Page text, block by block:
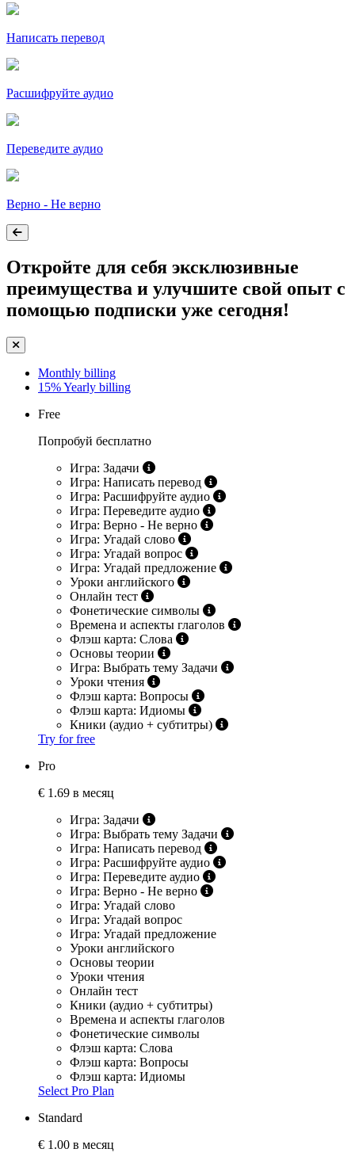
Написать перевод
Расшифруйте аудио
Переведите аудио
Верно - Не верно
Откройте для себя эксклюзивные
преимущества и улучшите свой опыт с
помощью подписки уже сегодня!
Monthly billing
15%Yearly billing
Free
Попробуй бесплатно
Игра: Задачи
Игра: Написать перевод
Игра: Расшифруйте аудио
Игра: Переведите аудио
Игра: Верно - Не верно
Игра: Угадай слово
Игра: Угадай вопрос
Игра: Угадай предложение
Уроки английского
Онлайн тест
Фонетические символы
Времена и аспекты глаголов
Флэш карта: Слова
Основы теории
Игра: Выбрать тему Задачи
Уроки чтения
Флэш карта: Вопросы
Флэш карта: Идиомы
Кники (аудио + субтитры)
Try for free
Pro
€ 1.69 в месяц
Игра: Задачи
Игра: Выбрать тему Задачи
Игра: Написать перевод
Игра: Расшифруйте аудио
Игра: Переведите аудио
Игра: Верно - Не верно
Игра: Угадай слово
Игра: Угадай вопрос
Игра: Угадай предложение
Уроки английского
Основы теории
Уроки чтения
Онлайн тест
Кники (аудио + субтитры)
Времена и аспекты глаголов
Фонетические символы
Флэш карта: Слова
Флэш карта: Вопросы
Флэш карта: Идиомы
Select Pro Plan
Standard
€ 1.00 в месяц